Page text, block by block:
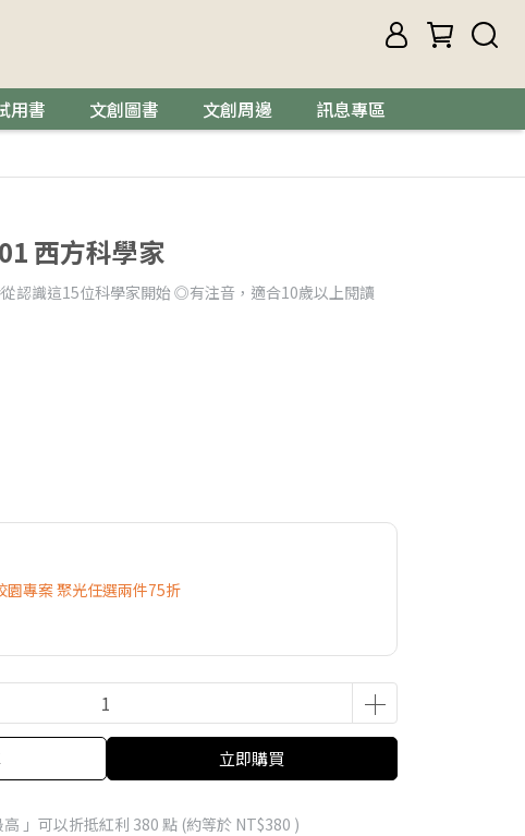
用書 文創圖書 文創周邊 訊息專區
西方科學家
認識這15位科學家開始 ◎有注音，適合10歲以上閱讀
專案 聚光任選兩件75折
立即購買
高 」可以折抵紅利 380 點 (約等於 NT$380 )